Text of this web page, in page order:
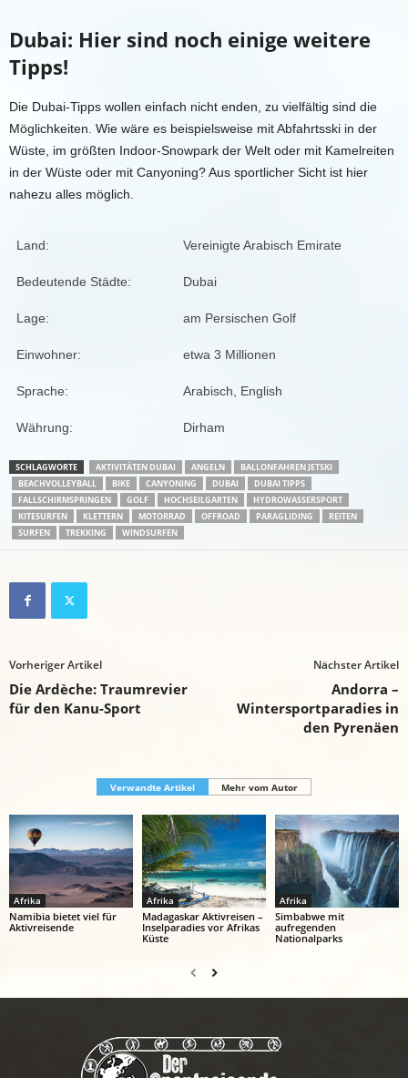
Dubai: Hier sind noch einige weitere
Tipps!
Die Dubai-Tipps wollen einfach nicht enden, zu vielfältig sind die
Möglichkeiten. Wie wäre es beispielsweise mit Abfahrtsski in der
Wüste, im größten Indoor-Snowpark der Welt oder mit Kamelreiten
in der Wüste oder mit Canyoning? Aus sportlicher Sicht ist hier
nahezu alles möglich.
Land: Vereinigte Arabisch Emirate
Bedeutende Städte: Dubai
Lage: am Persischen Golf
Einwohner: etwa 3 Millionen
Sprache: Arabisch, English
Währung: Dirham
SCHLAGWORTE AKTIVITÄTEN DUBAI ANGELN
BALLONFAHREN JETSKI
BEACHVOLLEYBALL
BIKE CANYONING DUBAI
DUBAI TIPPS
FALLSCHIRMSPRINGEN
GOLF HOCHSEILGARTEN
HYDROWASSERSPORT
KITESURFEN
KLETTERN MOTORRAD OFFROAD PARAGLIDING
REITEN
SURFEN
TREKKING WINDSURFEN
Vorheriger Artikel
Die Ardèche: Traumrevier
für den Kanu-Sport
Nächster Artikel
Andorra –
Wintersportparadies in
den Pyrenäen
Verwandte Artikel Mehr vom Autor
Afrika
Namibia bietet viel für
Aktivreisende
Afrika
Madagaskar Aktivreisen –
Inselparadies vor Afrikas
Küste
Afrika
Simbabwe mit
aufregenden
Nationalparks